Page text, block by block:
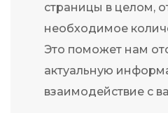
страницы в целом,
необходимое
Это поможет нам
актуальную
взаимодействие с